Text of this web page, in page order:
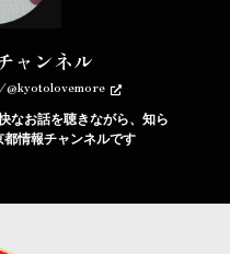
ャンネル
なお話を聴きながら、知ら
情報チャンネルです